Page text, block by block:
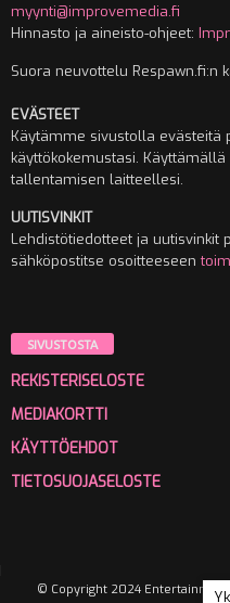
myynti@improvemedia.fi
Hinnasto ja aineisto-ohjeet:
Suora neuvottelu Respawn.fi:n
EVÄSTEET
Käytämme sivustolla evästeitä
käyttökokemustasi.
tallentamisen laitteellesi.
UUTISVINKIT
Lehdistötiedotteet ja uutisvinkit
sähköpostitse osoitteeseen
SIVUSTOSTA
REKISTERISELOSTE
MEDIAKORTTI
KÄYTTÖEHDOT
TIETOSUOJASELOSTE
© Copyright 2024